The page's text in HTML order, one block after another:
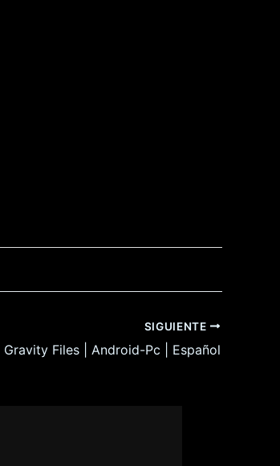
SIGUIENTE
Gravity Files | Android-Pc | Español